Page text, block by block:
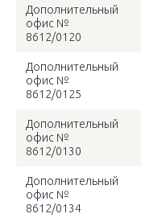
Дополнительный
офис №
8612/0120
Дополнительный
офис №
8612/0125
Дополнительный
офис №
8612/0130
Дополнительный
офис №
8612/0134